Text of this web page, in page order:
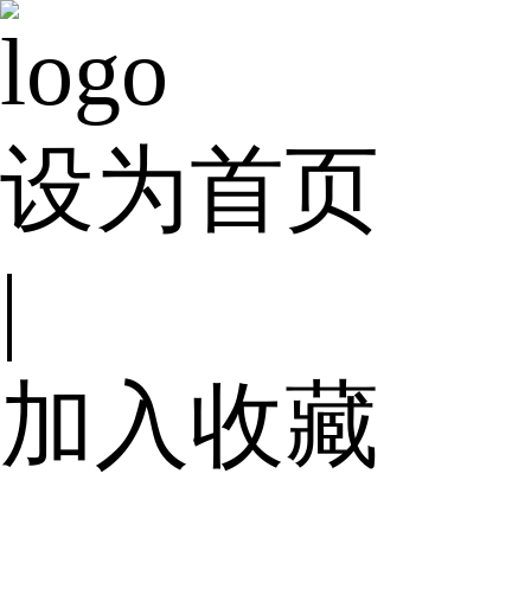
设为首页
|
加入收藏